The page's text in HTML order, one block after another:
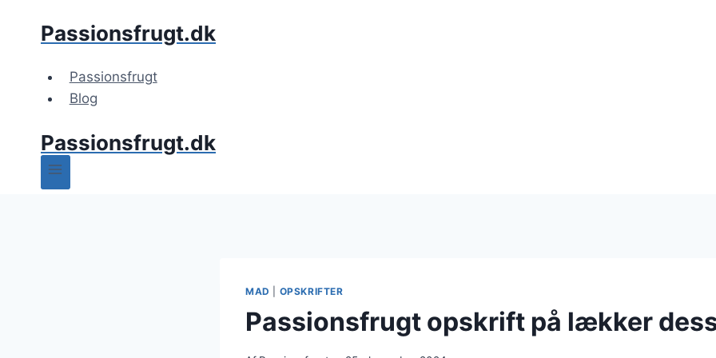
Passionsfrugt.dk
Passionsfrugt
Blog
Passionsfrugt.dk
MAD OPSKRIFTER
Passionsfrugt opskrift på lækker